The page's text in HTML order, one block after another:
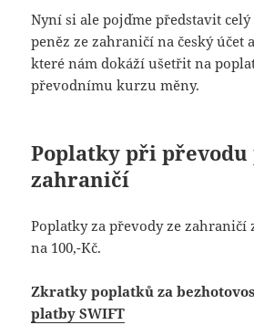
Nyní si ale pojďme představit
peněz ze zahraničí na český účet
které nám dokáží ušetřit na
převodnímu kurzu měny.
Poplatky při převodu
zahraničí
Poplatky za převody ze
na 100,-Kč.
Zkratky poplatků za
platby SWIFT